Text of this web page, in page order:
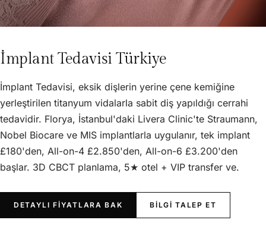
İmplant Tedavisi Türkiye
İmplant Tedavisi, eksik dişlerin yerine çene kemiğine
yerleştirilen titanyum vidalarla sabit diş yapıldığı cerrahi
tedavidir. Florya, İstanbul'daki Livera Clinic'te Straumann,
Nobel Biocare ve MIS implantlarla uygulanır, tek implant
£180'den, All-on-4 £2.850'den, All-on-6 £3.200'den
başlar. 3D CBCT planlama, 5★ otel + VIP transfer ve.
DETAYLI FIYATLARA BAK BILGI TALEP ET